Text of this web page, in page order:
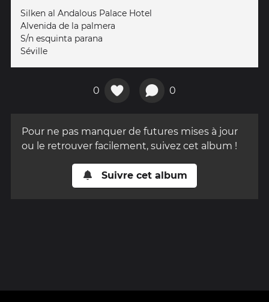
Silken al Andalous Palace Hotel
Alvenida de la palmera
S/n esquinta parana
Séville
0 0
Pour ne pas manquer de futures mises à jour
ou le retrouver facilement, suivez cet album !
Suivre cet album